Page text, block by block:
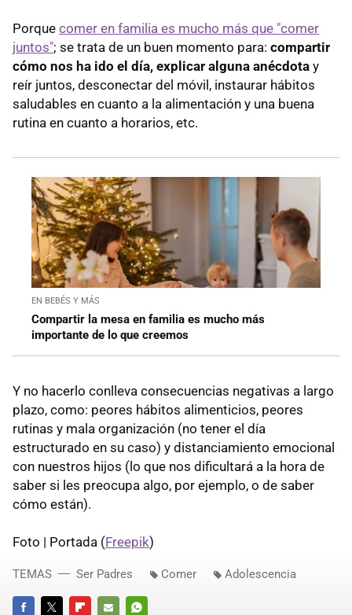
Porque comer en familia es mucho más que "comer
juntos"; se trata de un buen momento para: compartir
cómo nos ha ido el día, explicar alguna anécdota y
reír juntos, desconectar del móvil, instaurar hábitos
saludables en cuanto a la alimentación y una buena
rutina en cuanto a horarios, etc.
EN BEBÉS Y MÁS
Compartir la mesa en familia es mucho más
importante de lo que creemos
Y no hacerlo conlleva consecuencias negativas a largo
plazo, como: peores hábitos alimenticios, peores
rutinas y mala organización (no tener el día
estructurado en su caso) y distanciamiento emocional
con nuestros hijos (lo que nos dificultará a la hora de
saber si les preocupa algo, por ejemplo, o de saber
cómo están).
Foto | Portada (Freepik)
TEMAS Ser Padres Comer Adolescencia